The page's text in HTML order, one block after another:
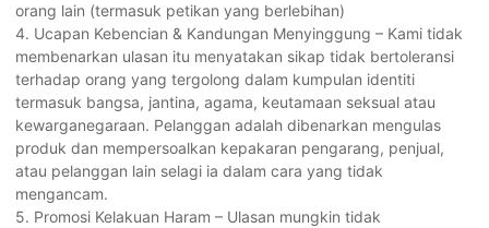
orang lain (termasuk petikan yang berlebihan)
4. Ucapan Kebencian & Kandungan Menyinggung – Kami tidak
membenarkan ulasan itu menyatakan sikap tidak bertoleransi
terhadap orang yang tergolong dalam kumpulan identiti
termasuk bangsa, jantina, agama, keutamaan seksual atau
kewarganegaraan. Pelanggan adalah dibenarkan mengulas
produk dan mempersoalkan kepakaran pengarang, penjual,
atau pelanggan lain selagi ia dalam cara yang tidak
mengancam.
5. Promosi Kelakuan Haram – Ulasan mungkin tidak